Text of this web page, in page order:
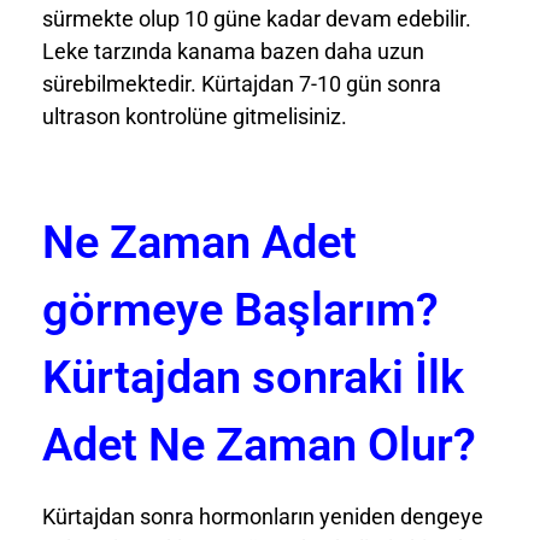
sürmekte olup 10 güne kadar devam edebilir.
Leke tarzında kanama bazen daha uzun
sürebilmektedir. Kürtajdan 7-10 gün sonra
ultrason kontrolüne gitmelisiniz.
Ne Zaman Adet
görmeye Başlarım?
Kürtajdan sonraki İlk
Adet Ne Zaman Olur?
Kürtajdan sonra hormonların yeniden dengeye